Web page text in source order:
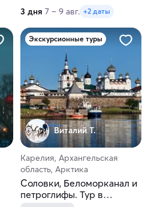
3 дня 7 – 9 авг. +2 даты
Экскурсионные туры
Виталий Т.
Карелия, Архангельская
область, Арктика
Соловки, Беломорканал и
петроглифы. Тур в